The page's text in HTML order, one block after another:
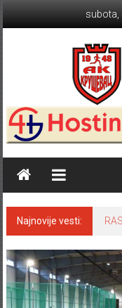
subota,
Atletski
Najnovije vesti: